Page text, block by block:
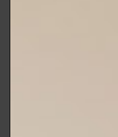
,
preziosa, che
un oggetto attraverso
creativo il designer
alla pulizia formale che
La freddezza
, dalla
che vengono riportate in
Lampada a sospensione